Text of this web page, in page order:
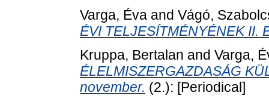
Varga, Éva and Vágó,
ÉVI TELJESÍTMÉNYÉNEK II.
Kruppa, Bertalan and Varga,
ÉLELMISZERGAZDASÁG
november. (2.): [Periodical]